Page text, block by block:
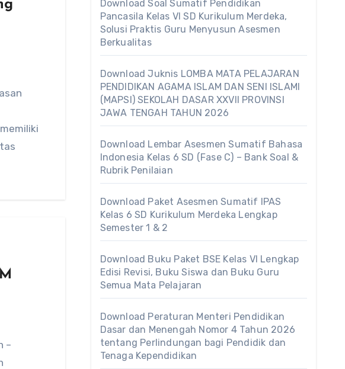
–
Download Soal Sumatif Pendidikan
Pancasila Kelas VI SD Kurikulum Merdeka,
Solusi Praktis Guru Menyusun Asesmen
Berkualitas
Download Juknis LOMBA MATA PELAJARAN
PENDIDIKAN AGAMA ISLAM DAN SENI ISLAMI
(MAPSI) SEKOLAH DASAR XXVII PROVINSI
JAWA TENGAH TAHUN 2026
Download Lembar Asesmen Sumatif Bahasa
Indonesia Kelas 6 SD (Fase C) – Bank Soal &
Rubrik Penilaian
Download Paket Asesmen Sumatif IPAS
Kelas 6 SD Kurikulum Merdeka Lengkap
Semester 1 & 2
Download Buku Paket BSE Kelas VI Lengkap
Edisi Revisi, Buku Siswa dan Buku Guru
Semua Mata Pelajaran
Download Peraturan Menteri Pendidikan
Dasar dan Menengah Nomor 4 Tahun 2026
tentang Perlindungan bagi Pendidik dan
Tenaga Kependidikan